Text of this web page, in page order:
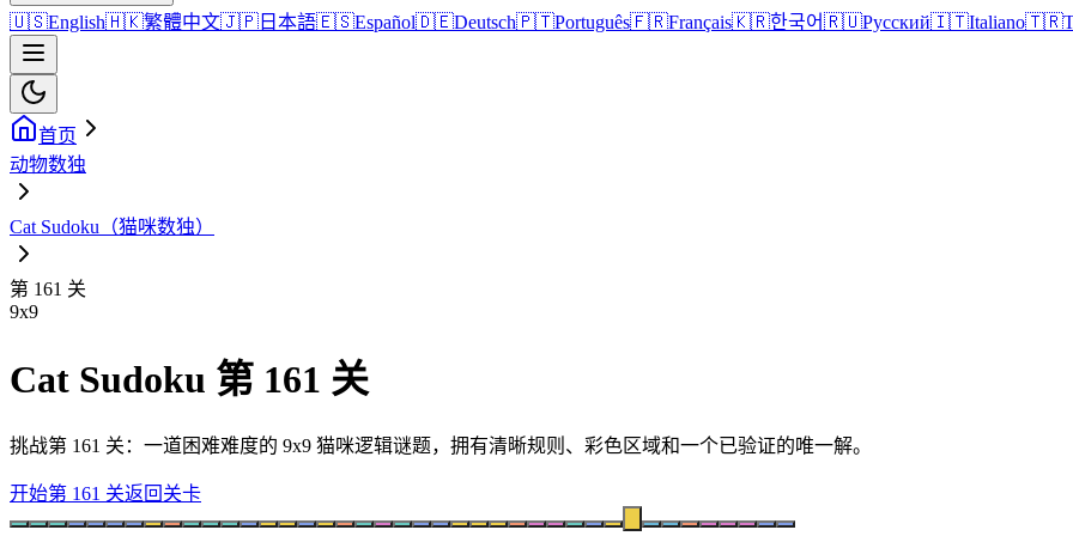
🇺🇸English🇭🇰繁體中文🇯🇵 日本語🇪🇸Español🇩🇪Deutsch🇵🇹Português🇫🇷Français🇰🇷한국어🇷🇺Русский🇮🇹Italiano🇹🇷
首页
动物数独
Cat Sudoku（猫咪数独）
第 161 关
9x9
Cat Sudoku 第 161 关
挑战第 161 关：一道困难难度的 9x9 猫咪逻辑谜题，拥有清晰规则、彩色区域和一个已验证的唯一解。
开始第 161 关返回关卡